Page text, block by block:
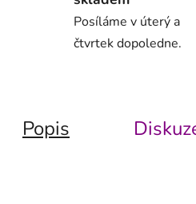
Posíláme v úterý a
čtvrtek dopoledne.
Popis